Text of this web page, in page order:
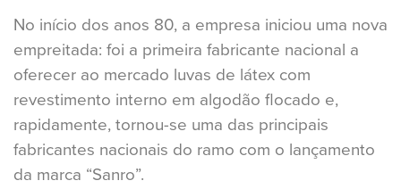
No início dos anos 80, a empresa iniciou uma nova
empreitada: foi a primeira fabricante nacional a
oferecer ao mercado luvas de látex com
revestimento interno em algodão flocado e,
rapidamente, tornou-se uma das principais
fabricantes nacionais do ramo com o lançamento
da marca “Sanro”.